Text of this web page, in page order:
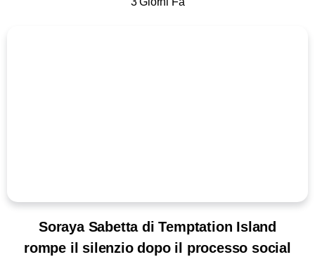
Soraya Sabetta di Temptation Island
rompe il silenzio dopo il processo social